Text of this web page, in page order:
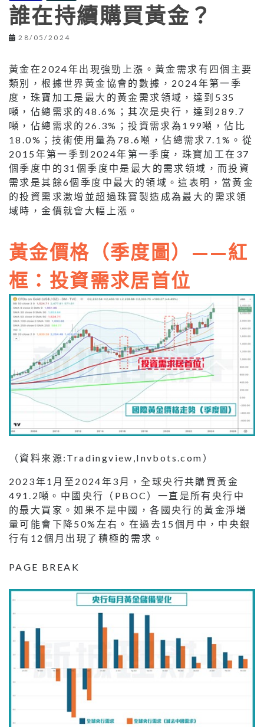
誰在持續購買黃金？
28/05/2024
黃金在2024年出現強勁上漲。黃金需求有四個主要
類別，根據世界黃金協會的數據，2024年第一季
度，珠寶加工是最大的黃金需求領域，達到535
噸，佔總需求的48.6%；其次是央行，達到289.7
噸，佔總需求的26.3%；投資需求為199噸，佔比
18.0%；技術使用量為78.6噸，佔總需求7.1%。從
2015年第一季到2024年第一季度，珠寶加工在37
個季度中的31個季度中是最大的需求領域，而投資
需求是其餘6個季度中最大的領域。這表明，當黃金
的投資需求激增並超過珠寶製造成為最大的需求領
域時，金價就會大幅上漲。
黃金價格（季度圖）——紅
框：投資需求居首位
（資料來源:Tradingview,Invbots.com）
2023年1月至2024年3月，全球央行共購買黃金
491.2噸。中國央行（PBOC）一直是所有央行中
的最大買家。如果不是中國，各國央行的黃金淨增
量可能會下降50%左右。在過去15個月中，中央銀
行有12個月出現了積極的需求。
PAGE BREAK